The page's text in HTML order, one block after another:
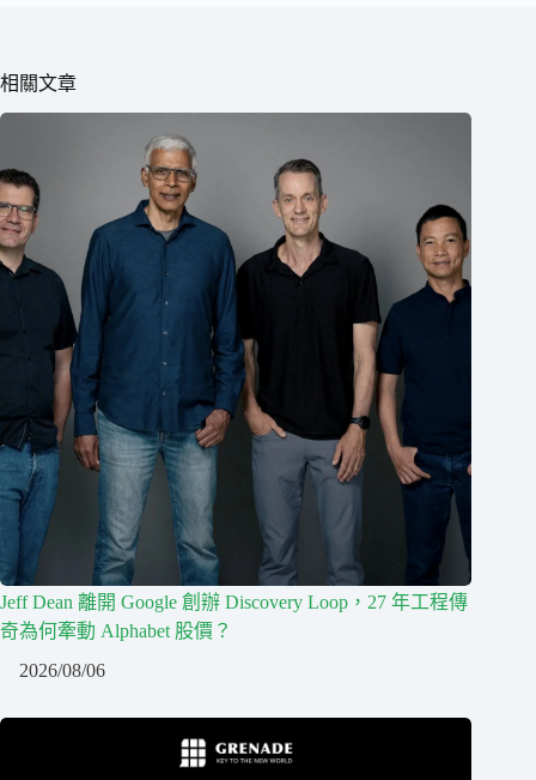
相關文章
Jeff Dean 離開 Google 創辦 Discovery Loop，27 年工程傳
奇為何牽動 Alphabet 股價？
2026/08/06